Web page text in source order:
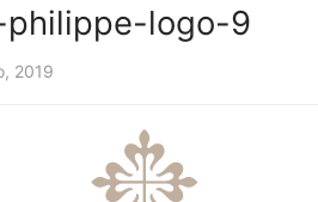
philippe-logo-9
2019